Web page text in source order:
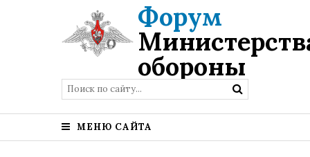
Форум
обороны
МЕНЮ САЙТА